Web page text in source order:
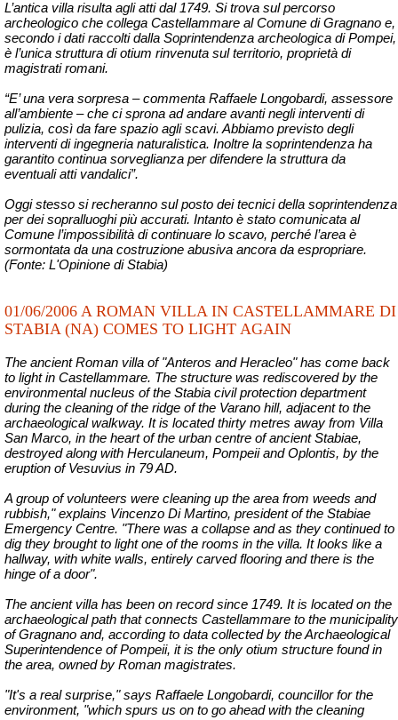
L’antica villa risulta agli atti dal 1749. Si trova sul percorso
archeologico che collega Castellammare al Comune di Gragnano e,
secondo i dati raccolti dalla Soprintendenza archeologica di Pompei,
è l’unica struttura di otium rinvenuta sul territorio, proprietà di
magistrati romani.
“E’ una vera sorpresa – commenta Raffaele Longobardi, assessore
all’ambiente – che ci sprona ad andare avanti negli interventi di
pulizia, così da fare spazio agli scavi. Abbiamo previsto degli
interventi di ingegneria naturalistica. Inoltre la soprintendenza ha
garantito continua sorveglianza per difendere la struttura da
eventuali atti vandalici”.
Oggi stesso si recheranno sul posto dei tecnici della soprintendenza
per dei sopralluoghi più accurati. Intanto è stato comunicata al
Comune l’impossibilità di continuare lo scavo, perché l’area è
sormontata da una costruzione abusiva ancora da espropriare.
(Fonte: L'Opinione di Stabia)
01/06/2006 A ROMAN VILLA IN CASTELLAMMARE DI
STABIA (NA) COMES TO LIGHT AGAIN
The ancient Roman villa of "Anteros and Heracleo" has come back
to light in Castellammare. The structure was rediscovered by the
environmental nucleus of the Stabia civil protection department
during the cleaning of the ridge of the Varano hill, adjacent to the
archaeological walkway. It is located thirty metres away from Villa
San Marco, in the heart of the urban centre of ancient Stabiae,
destroyed along with Herculaneum, Pompeii and Oplontis, by the
eruption of Vesuvius in 79 AD.
A group of volunteers were cleaning up the area from weeds and
rubbish," explains Vincenzo Di Martino, president of the Stabiae
Emergency Centre. "There was a collapse and as they continued to
dig they brought to light one of the rooms in the villa. It looks like a
hallway, with white walls, entirely carved flooring and there is the
hinge of a door".
The ancient villa has been on record since 1749. It is located on the
archaeological path that connects Castellammare to the municipality
of Gragnano and, according to data collected by the Archaeological
Superintendence of Pompeii, it is the only otium structure found in
the area, owned by Roman magistrates.
"It's a real surprise," says Raffaele Longobardi, councillor for the
environment, "which spurs us on to go ahead with the cleaning